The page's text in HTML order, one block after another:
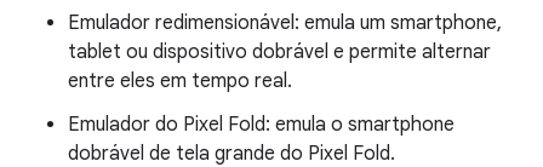
Emulador redimensionável: emula um smartphone,
tablet ou dispositivo dobrável e permite alternar
entre eles em tempo real.
Emulador do Pixel Fold: emula o smartphone
dobrável de tela grande do Pixel Fold.